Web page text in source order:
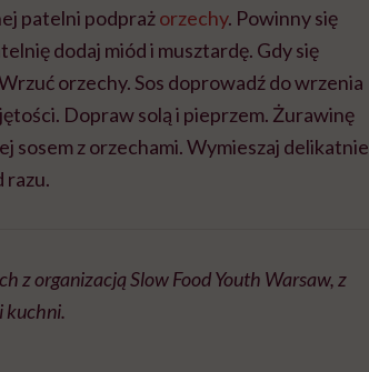
patelni podprażorzechy. Powinny się
dodaj miód i musztardę. Gdy się
orzechy. Sos doprowadź do wrzenia
Dopraw solą i pieprzem. Żurawinę
sosem z orzechami. Wymieszaj delikatnie
razu.
z organizacją Slow Food Youth Warsaw, z
kuchni.